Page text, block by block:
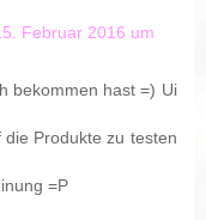
Februar 2016 um
bekommen hast =) Ui
Produkte zu testen
=P